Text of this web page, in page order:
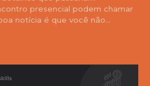
presencial podem chamar
notícia é que você não...